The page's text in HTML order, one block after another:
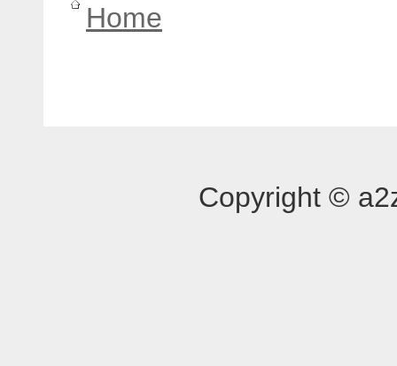
Home
Copyright ©